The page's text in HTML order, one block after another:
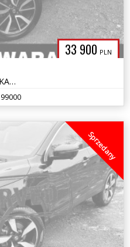
33 900 PLN
1.6DCi 130KM AUTOMAT NAVI KAMERY 360 PANORAMA SKÓRY GRZ.Fotele ALU LED
Sprzedany